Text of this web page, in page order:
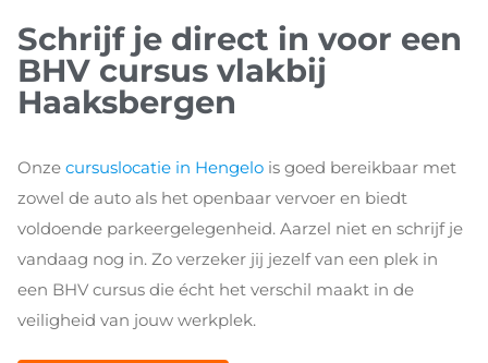
Schrijf je direct in voor een
BHV cursus vlakbij
Haaksbergen
Onze cursuslocatie in Hengelo is goed bereikbaar met
zowel de auto als het openbaar vervoer en biedt
voldoende parkeergelegenheid. Aarzel niet en schrijf je
vandaag nog in. Zo verzeker jij jezelf van een plek in
een BHV cursus die écht het verschil maakt in de
veiligheid van jouw werkplek.